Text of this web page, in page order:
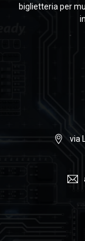
biglietteria per
via